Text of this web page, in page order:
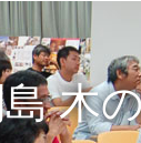
木